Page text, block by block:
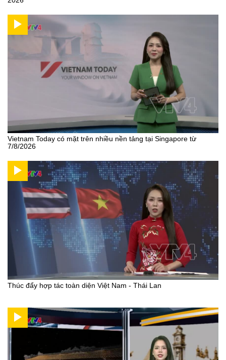
Vietnam Today có mặt trên nhiều nền tảng tại Singapore từ
7/8/2026
Thúc đẩy hợp tác toàn diện Việt Nam - Thái Lan